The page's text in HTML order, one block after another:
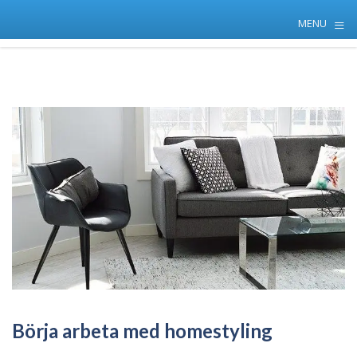
MENU ≡
Börja arbeta med homestyling